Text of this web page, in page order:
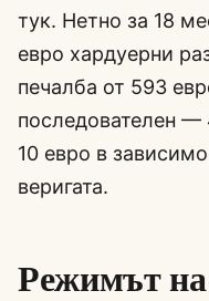
тук. Нетно за 18
евро хардуерни
печалба от 593
последователен
10 евро в
веригата.
Режимът